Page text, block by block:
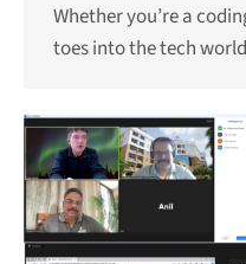
Whether you’re a
toes into the tech